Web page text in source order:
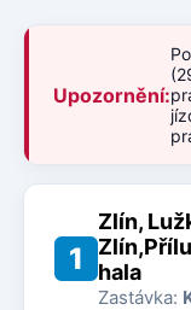
Upozornění:
1
Zlín,
hala
Zastávka: